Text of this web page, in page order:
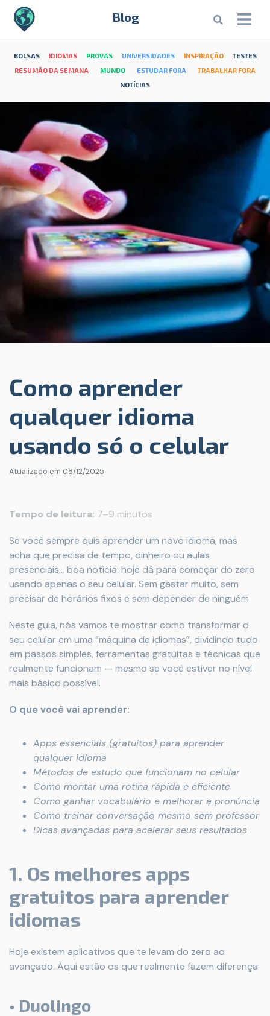
Blog
BOLSAS IDIOMAS PROVAS UNIVERSIDADES INSPIRAÇÃO
TESTES
RESUMÃO DA SEMANA
MUNDO ESTUDAR FORA
TRABALHAR FORA
NOTÍCIAS
Como aprender
qualquer idioma
usando só o celular
Atualizado em 08/12/2025
Tempo de leitura: 7–9 minutos
Se você sempre quis aprender um novo idioma, mas
acha que precisa de tempo, dinheiro ou aulas
presenciais… boa notícia: hoje dá para começar do zero
usando apenas o seu celular. Sem gastar muito, sem
precisar de horários fixos e sem depender de ninguém.
Neste guia, nós vamos te mostrar como transformar o
seu celular em uma “máquina de idiomas”, dividindo tudo
em passos simples, ferramentas gratuitas e técnicas que
realmente funcionam — mesmo se você estiver no nível
mais básico possível.
O que você vai aprender:
Apps essenciais (gratuitos) para aprender
qualquer idioma
Métodos de estudo que funcionam no celular
Como montar uma rotina rápida e eficiente
Como ganhar vocabulário e melhorar a pronúncia
Como treinar conversação mesmo sem professor
Dicas avançadas para acelerar seus resultados
1. Os melhores apps
gratuitos para aprender
idiomas
Hoje existem aplicativos que te levam do zero ao
avançado. Aqui estão os que realmente fazem diferença:
• Duolingo